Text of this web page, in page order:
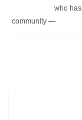
who
community —